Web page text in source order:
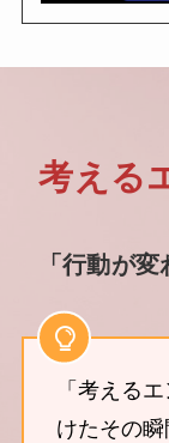
考える
「行動が
「考える
けたその瞬